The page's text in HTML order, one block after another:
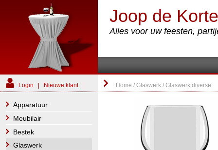
Joop de
Alles voor uw feesten,
Login Nieuwe klant Home /Glaswerk /Glaswerk diverse
Apparatuur
Meubilair
Bestek
Glaswerk